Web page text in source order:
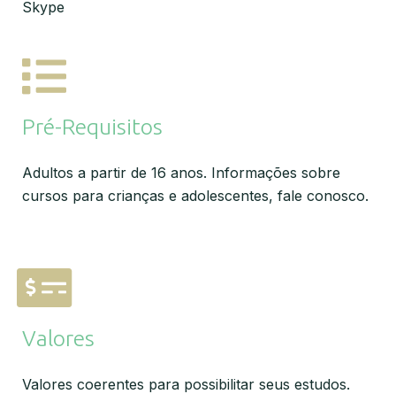
Skype
Pré-Requisitos
Adultos a partir de 16 anos. Informações sobre
cursos para crianças e adolescentes, fale conosco.
Valores
Valores coerentes para possibilitar seus estudos.